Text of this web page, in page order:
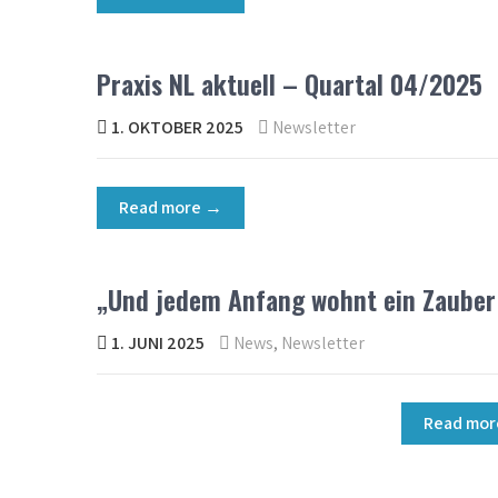
Praxis NL aktuell – Quartal 04/2025
1. OKTOBER 2025 Newsletter
Read more →
„Und jedem Anfang wohnt ein
1. JUNI 2025 News, Newsletter
Read